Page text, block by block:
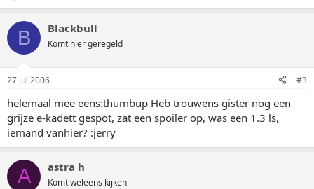
B Blackbull
Komt hier geregeld
27 jul 2006 #3
helemaal mee eens:thumbup Heb trouwens gister nog een
grijze e-kadett gespot, zat een spoiler op, was een 1.3 ls,
iemand vanhier? :jerry
A astra h
Komt weleens kijken